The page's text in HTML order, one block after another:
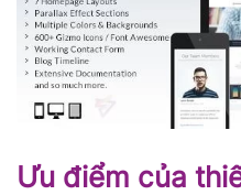
Ưu điểm của